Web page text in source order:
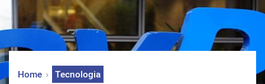
español
français
italiano
日本語
Home Tecnologia